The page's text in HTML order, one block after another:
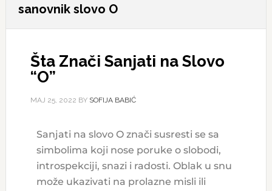
sanovnik slovo O
Šta Znači Sanjati na Slovo
“O”
МАЈ 25, 2022 BY SOFIJA BABIĆ
Sanjati na slovo O znači susresti se sa
simbolima koji nose poruke o slobodi,
introspekciji, snazi i radosti. Oblak u snu
može ukazivati na prolazne misli ili